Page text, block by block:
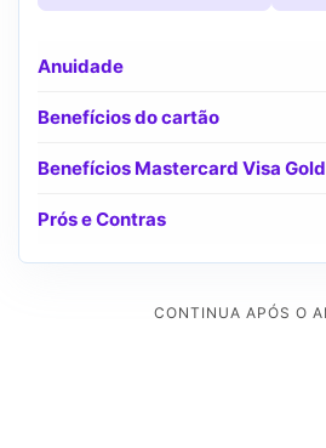
Anuidade
Benefícios do cartão
Benefícios Mastercard Visa Gold
Prós e Contras